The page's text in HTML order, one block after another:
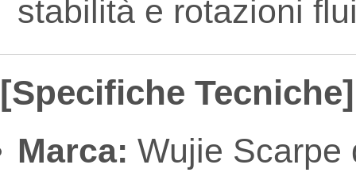
stabilità e rotazioni
[Specifiche Tecniche]
Marca: Wujie Scarpe